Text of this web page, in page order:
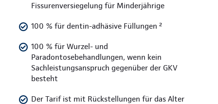
Fissurenversiegelung für Minderjährige
100 % für dentin-adhäsive Füllungen ²
100 % für Wurzel- und
Paradontosebehandlungen, wenn kein
Sachleistungsanspruch gegenüber der GKV
besteht
Der Tarif ist mit Rückstellungen für das Alter